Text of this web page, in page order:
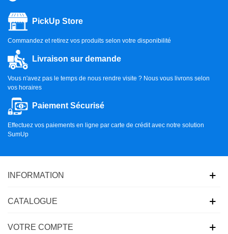
PickUp Store
Commandez et retirez vos produits selon votre disponibilité
Livraison sur demande
Vous n'avez pas le temps de nous rendre visite ? Nous vous livrons selon
vos horaires
Paiement Sécurisé
Effectuez vos paiements en ligne par carte de crédit avec notre solution
SumUp
INFORMATION
CATALOGUE
VOTRE COMPTE